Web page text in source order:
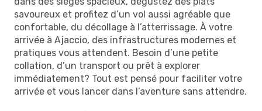
savoureux et profitez d’un vol aussi agréable que
confortable, du décollage à l’atterrissage. À votre
arrivée à Ajaccio, des infrastructures modernes et
pratiques vous attendent. Besoin d’une petite
collation, d’un transport ou prêt à explorer
immédiatement? Tout est pensé pour faciliter votre
arrivée et vous lancer dans l’aventure sans attendre.